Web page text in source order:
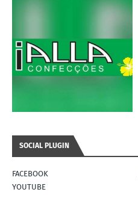
SOCIAL PLUGIN
FACEBOOK
YOUTUBE